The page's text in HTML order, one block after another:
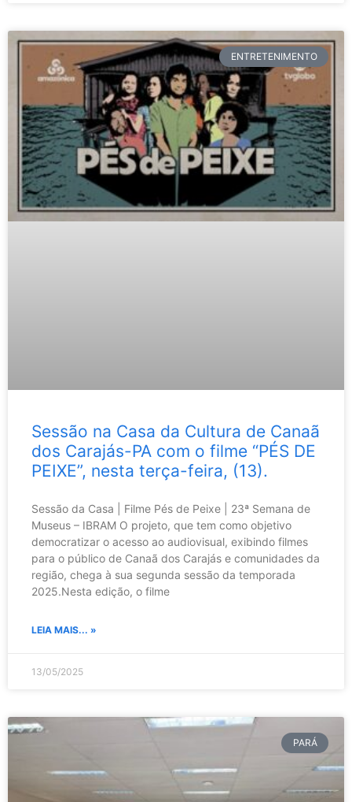
ENTRETENIMENTO
Sessão na Casa da Cultura de Canaã
dos Carajás-PA com o filme “PÉS DE
PEIXE”, nesta terça-feira, (13).
Sessão da Casa | Filme Pés de Peixe | 23ª Semana de
Museus – IBRAM O projeto, que tem como objetivo
democratizar o acesso ao audiovisual, exibindo filmes
para o público de Canaã dos Carajás e comunidades da
região, chega à sua segunda sessão da temporada
2025.Nesta edição, o filme
LEIA MAIS... »
13/05/2025
PARÁ